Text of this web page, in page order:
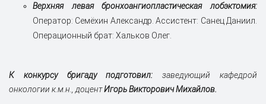
Верхняя левая бронхоангиопластическая лобэктомия:
Оператор: Семёхин Александр. Ассистент: Санец Даниил.
Операционный брат: Хальков Олег.
К конкурсу бригаду подготовил: заведующий кафедрой
онкологии к.м.н., доцентИгорь Викторович Михайлов.